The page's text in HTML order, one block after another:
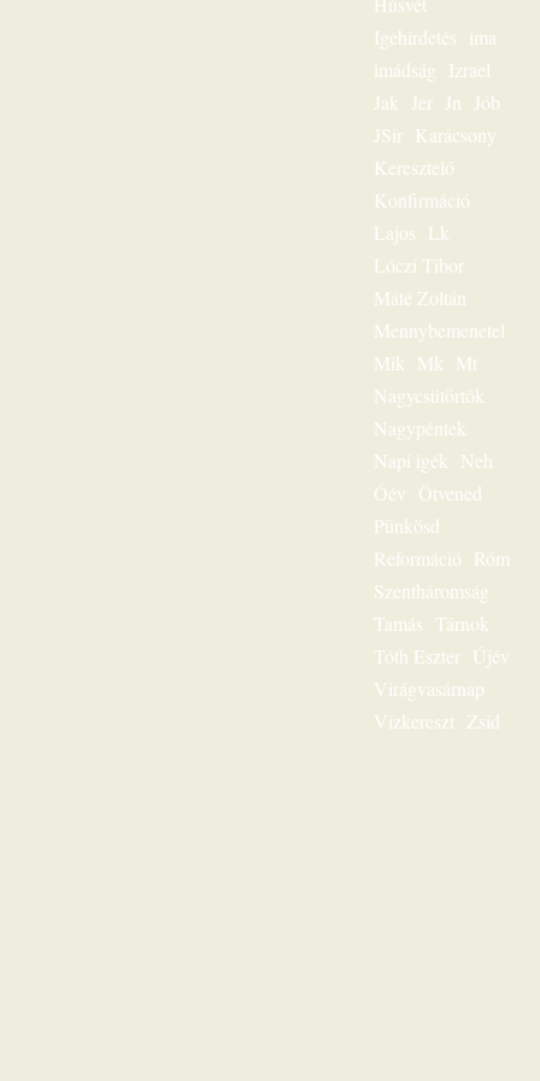
Igehirdetés
ima
imádság
Izrael
Jak
Jer Jn
Jób
JSir Karácsony
Keresztelő
Konfirmáció
Lajos Lk
Lóczi Tibor
Máté Zoltán
Mennybemenetel
Mik
Mk
Mt
Nagycsütörtök
Nagypéntek
Napi igék
Neh
Óév Ötvened
Pünkösd
Reformáció Róm
Szentháromság
Tamás Tárnok
Tóth Eszter Újév
Virágvasárnap
Vízkereszt Zsid